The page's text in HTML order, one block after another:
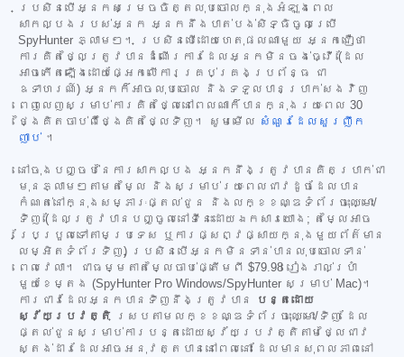
ប្រសិនបើអ្នកសម្រេចចិត្តលុបចោលក្នុងអំឡុងពេល
សាកល្បងរបស់អ្នក អ្នកនឹងបាត់បង់សិទ្ធិចូលប្រើ
SpyHunter ភ្លាមៗ។ ប្រសិនបើដោយហេតុផលណាមួយ អ្នកជឿថា
ការគិតថ្លៃត្រូវបានដំណើរការដែលអ្នកមិនចង់ធ្វើ (ដែល
អាចកើតឡើងដោយផ្អែកលើការគ្រប់គ្រងប្រព័ន្ធ ជា
ឧទាហរណ៍) អ្នកក៏អាចលុបចោល និងទទួលបានប្រាក់សងវិញ
ពេញលេញសម្រាប់ការគិតថ្លៃនៅពេលណាក៏បានក្នុងរយៈពេល 30
ថ្ងៃគិតចាប់ពីថ្ងៃគិតថ្លៃទិញ។ សូមមើល សំណួរដែលសួរញឹក
ញាប់ ។
នៅចុងបញ្ចប់នៃការសាកល្បង អ្នកនឹងត្រូវបានគិតប្រាក់ជា
មុនភ្លាមៗតាមតម្លៃ និងសម្រាប់រយៈពេលជាវដូចដែលបាន
កំណត់នៅក្នុងសម្ភារៈផ្តល់ជូន និងលក្ខខណ្ឌទំព័រចុះឈ្មោះ/
ទិញ (ដែលត្រូវបានបញ្ចូលនៅទីនេះដោយឯកសារយោង; តម្លៃអាច
ប្រែប្រួលទៅតាមប្រទេស ឬការផ្សព្វផ្សាយក្នុងមួយព័ត៌មាន
លម្អិតទំព័រទិញ) ប្រសិនបើអ្នកមិនទាន់បានលុបចោលទាន់
ពេលវេលា។ ជាធម្មតាតម្លៃចាប់ផ្តើមពី $79.98 រៀងរាល់ប្រាំ
មួយខែម្តង (SpyHunter Pro Windows/SpyHunter សម្រាប់ Mac)។
ការជាវដែលអ្នកបានទិញនឹងត្រូវបាន
បន្តដោយ
ស្វ័យប្រវត្តិ ស្របតាមលក្ខខណ្ឌទំព័រចុះឈ្មោះ/ទិញ ដែល
ផ្តល់ជូនសម្រាប់ការបន្តដោយស្វ័យប្រវត្តិតាមថ្លៃជាវ
ស្តង់ដារដែលអាចអនុវត្តបាននៅពេលនោះ ដែលមានសុពលភាពនៅ